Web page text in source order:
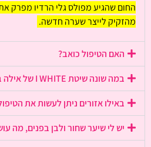
החום שהגיע מפולס גלי הרדיו מפרק
מהזקיק לייצר שערה חדשה.
האם הטיפול כואב?
במה שונה שיטת I WHITE של אילה ברלין מאפילציה?
באילו אזורים ניתן לעשות את
יש לי שיער שחור ולבן בפנים, מה